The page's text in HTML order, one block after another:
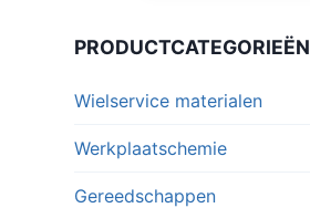
PRODUCTCATEGORIEËN
Wielservice materialen
Werkplaatschemie
Gereedschappen